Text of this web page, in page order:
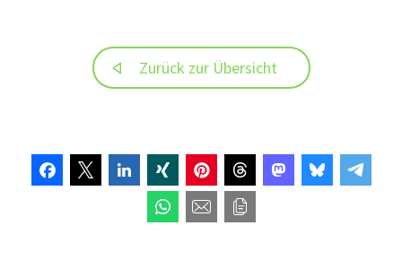
Zurück zur Übersicht